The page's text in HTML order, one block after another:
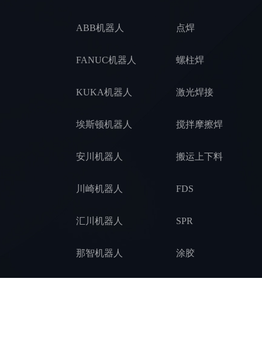
ABB机器人
FANUC机器人
KUKA机器人
埃斯顿机器人
安川机器人
川崎机器人
汇川机器人
那智机器人
点焊
螺柱焊
激光焊接
搅拌摩擦焊
搬运上下料
FDS
SPR
涂胶